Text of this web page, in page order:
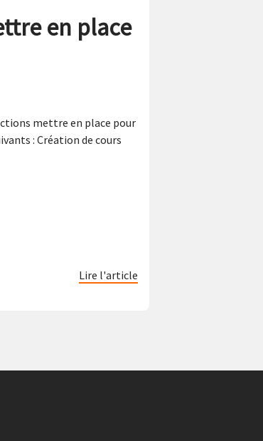
en place
mettre en place pour
: Création de cours
Lire l'article